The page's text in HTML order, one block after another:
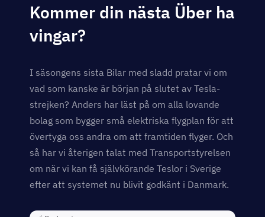
Kommer din nästa Über ha
vingar?
I säsongens sista Bilar med sladd pratar vi om
vad som kanske är början på slutet av Tesla-
strejken? Anders har läst på om alla lovande
bolag som bygger små elektriska flygplan för att
övertyga oss andra om att framtiden flyger. Och
så har vi återigen talat med Transportstyrelsen
om när vi kan få självkörande Teslor i Sverige
efter att systemet nu blivit godkänt i Danmark.